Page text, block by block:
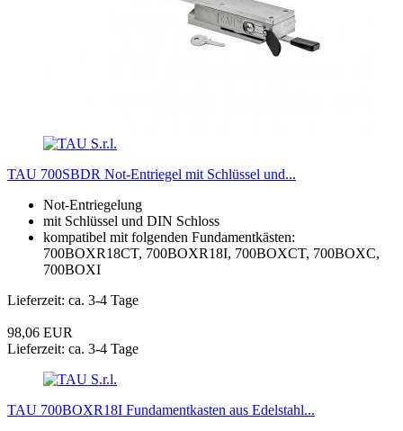
TAU 700SBDR Not-Entriegel mit Schlüssel und...
Not-Entriegelung
mit Schlüssel und DIN Schloss
kompatibel mit folgenden Fundamentkästen:
700BOXR18CT, 700BOXR18I, 700BOXCT, 700BOXC,
700BOXI
Lieferzeit: ca. 3-4 Tage
98,06 EUR
Lieferzeit: ca. 3-4 Tage
TAU 700BOXR18I Fundamentkasten aus Edelstahl...